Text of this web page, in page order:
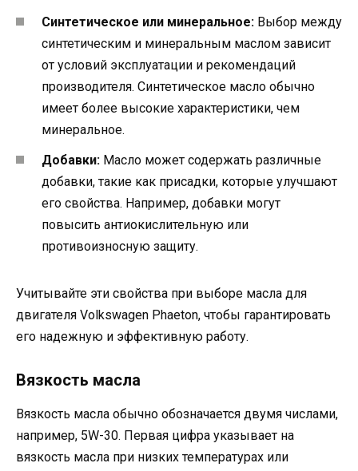
Синтетическое или минеральное: Выбор между
синтетическим и минеральным маслом зависит
от условий эксплуатации и рекомендаций
производителя. Синтетическое масло обычно
имеет более высокие характеристики, чем
минеральное.
Добавки: Масло может содержать различные
добавки, такие как присадки, которые улучшают
его свойства. Например, добавки могут
повысить антиокислительную или
противоизносную защиту.
Учитывайте эти свойства при выборе масла для
двигателя Volkswagen Phaeton, чтобы гарантировать
его надежную и эффективную работу.
Вязкость масла
Вязкость масла обычно обозначается двумя числами,
например, 5W-30. Первая цифра указывает на
вязкость масла при низких температурах или